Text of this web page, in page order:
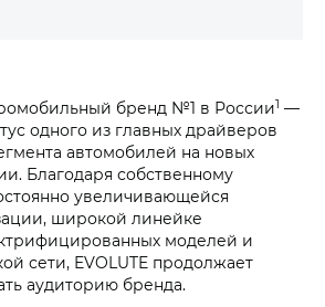
бренд №1 в России1 —
одного из главных драйверов
автомобилей на новых
Благодаря собственному
увеличивающейся
широкой линейке
моделей и
сети, EVOLUTE продолжает
аудиторию бренда.